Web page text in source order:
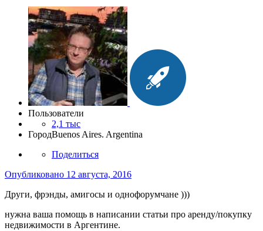
Пользователи
2,1 тыс
ГородBuenos Aires. Argentina
Поделиться
Опубликовано 12 августа, 2016
Други, фрэнды, амигосы и однофорумчане )))
нужна ваша помощь в написании статьи про аренду/покупку
недвижимости в Аргентине.